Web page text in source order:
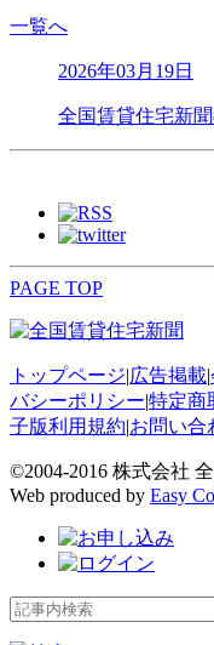
一覧へ
2026年03月19日
全国賃貸住宅新
PAGE TOP
トップページ|広告掲載|
バシーポリシー|特定商
子版利用規約|お問い合
©2004-2016 株式会社
Web produced by Easy